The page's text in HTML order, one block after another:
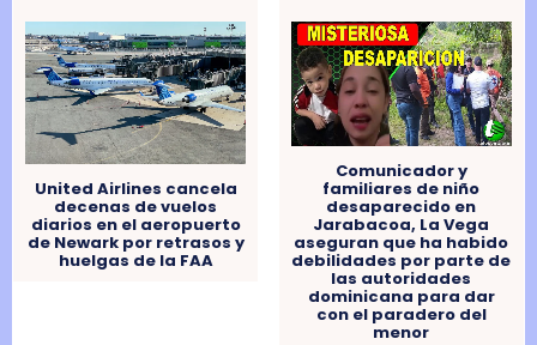
United Airlines cancela
decenas de vuelos
diarios en el aeropuerto
de Newark por retrasos y
huelgas de la FAA
Comunicador y
familiares de niño
desaparecido en
Jarabacoa, La Vega
aseguran que ha habido
debilidades por parte de
las autoridades
dominicana para dar
con el paradero del
menor